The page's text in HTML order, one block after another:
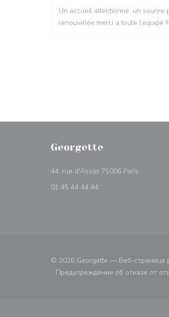
Un accueil attentionné, un sourire
renouvelée merci a toute l’equipe !!!
Georgette
44, rue d'Assas 75006 Paris
01 45 44 44 44
© 2026 Georgette — Веб-страница
Предупреждение об отказе от